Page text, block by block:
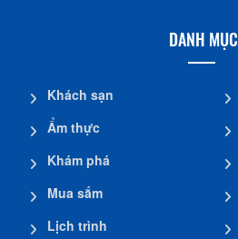
DANH MỤC
Khách sạn
Ẩm thực
Khám phá
Mua sắm
Lịch trình